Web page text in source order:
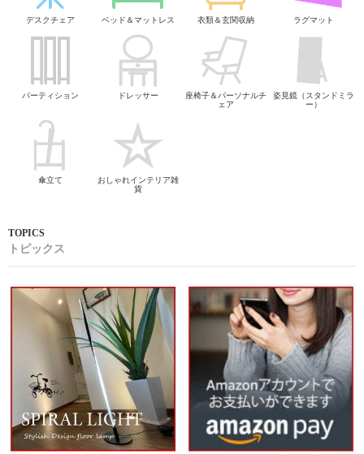
デスクチェア ベッド＆マットレス 衣類＆玄関収納 ラグマット
パーティション ドレッサー
座椅子＆パーソナルチ
ェア
姿見鏡（スタンドミラ
ー）
傘立て
おしゃれインテリア雑
貨
トピックス